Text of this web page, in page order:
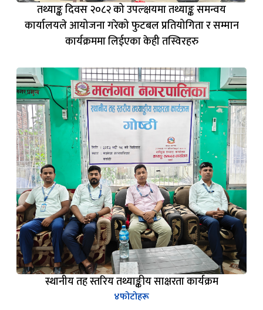
तथ्याङ्क दिवस २०८२ को उपल्क्षयमा तथ्याङ्क समन्वय
कार्यालयले आयोजना गरेको फुटबल प्रतियोगिता र सम्मान
कार्यक्रममा लिईएका केही तस्विरहरु
स्थानीय तह स्तरिय तथ्याङ्कीय साक्षरता कार्यक्रम
४फोटोहरू